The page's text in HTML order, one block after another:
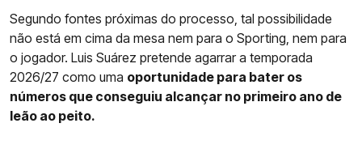
Segundo fontes próximas do processo, tal possibilidade
não está em cima da mesa nem para o Sporting, nem para
o jogador. Luis Suárez pretende agarrar a temporada
2026/27 como uma oportunidade para bater os
números que conseguiu alcançar no primeiro ano de
leão ao peito.